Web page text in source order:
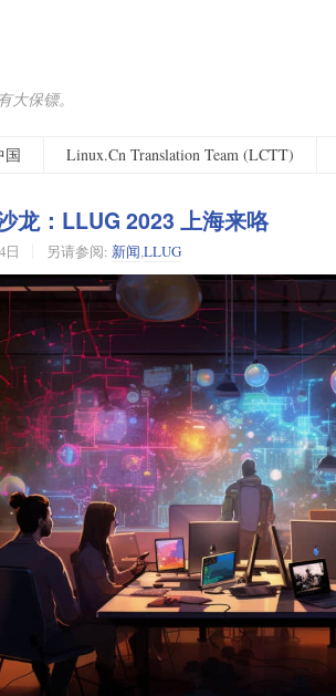
大保镖。
国 Linux.Cn Translation Team (LCTT)
龙：LLUG 2023 上海来咯
日 另请参阅: 新闻,LLUG